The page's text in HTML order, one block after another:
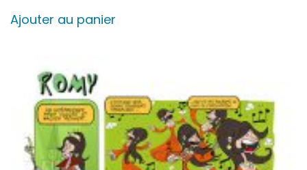
Ajouter au panier